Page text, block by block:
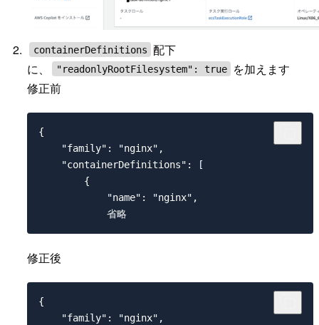
containerDefinitions 配下
に、
"readonlyRootFilesystem": true
を加えます
修正前
{
    "family": "nginx",
    "containerDefinitions": [
        {
            "name": "nginx",
修正後
{
    "family": "nginx",